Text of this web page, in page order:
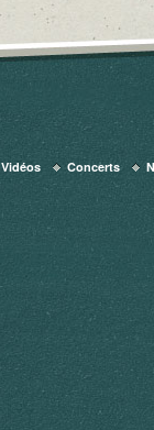
Vidéos Concerts